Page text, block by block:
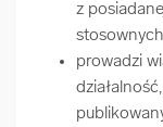
z
prowadzi